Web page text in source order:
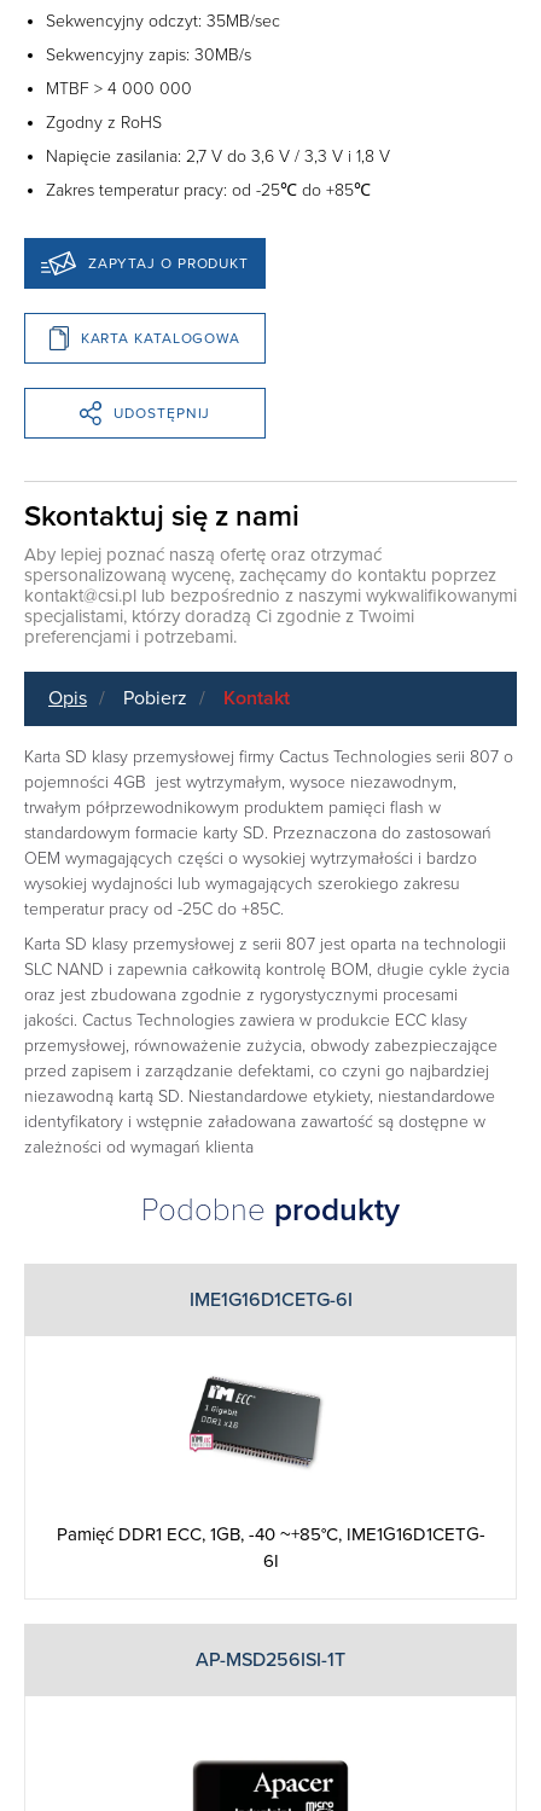
Sekwencyjny odczyt: 35MB/sec
Sekwencyjny zapis: 30MB/s
MTBF > 4 000 000
Zgodny z RoHS
Napięcie zasilania: 2,7 V do 3,6 V / 3,3 V i 1,8 V
Zakres temperatur pracy: od -25℃ do +85℃
ZAPYTAJ O PRODUKT
KARTA KATALOGOWA
UDOSTĘPNIJ
Skontaktuj się z nami
Aby lepiej poznać naszą ofertę oraz otrzymać
spersonalizowaną wycenę, zachęcamy do kontaktu poprzez
kontakt@csi.pl lub bezpośrednio z naszymi wykwalifikowanymi
specjalistami, którzy doradzą Ci zgodnie z Twoimi
preferencjami i potrzebami.
Opis Pobierz Kontakt
Karta SD klasy przemysłowej firmy Cactus Technologies serii 807 o
pojemności 4GB jest wytrzymałym, wysoce niezawodnym,
trwałym półprzewodnikowym produktem pamięci flash w
standardowym formacie karty SD. Przeznaczona do zastosowań
OEM wymagających części o wysokiej wytrzymałości i bardzo
wysokiej wydajności lub wymagających szerokiego zakresu
temperatur pracy od -25C do +85C.
Karta SD klasy przemysłowej z serii 807 jest oparta na technologii
SLC NAND i zapewnia całkowitą kontrolę BOM, długie cykle życia
oraz jest zbudowana zgodnie z rygorystycznymi procesami
jakości. Cactus Technologies zawiera w produkcie ECC klasy
przemysłowej, równoważenie zużycia, obwody zabezpieczające
przed zapisem i zarządzanie defektami, co czyni go najbardziej
niezawodną kartą SD. Niestandardowe etykiety, niestandardowe
identyfikatory i wstępnie załadowana zawartość są dostępne w
zależności od wymagań klienta
Podobne produkty
IME1G16D1CETG-6I
Pamięć DDR1 ECC, 1GB, -40 ~+85°C, IME1G16D1CETG-
6I
AP-MSD256ISI-1T